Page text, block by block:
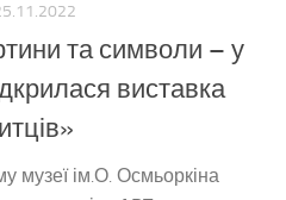
та символи – у
виставка
музеї ім.О. Осмьоркіна